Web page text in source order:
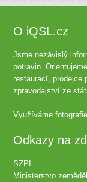
O iQSL.cz
Jsme nezávislý
potravin.
restaurací, prodejce
zpravodajství ze
Využíváme
Odkazy na
SZPI
Ministerstvo